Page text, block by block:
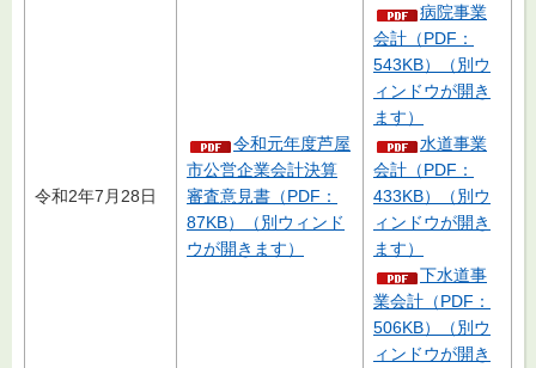
令和2年7月28日
令和元年度芦屋
市公営企業会計決算
審査意見書（PDF：
87KB）（別ウィンド
ウが開きます）
病院事業
会計（PDF：
543KB）（別ウ
ィンドウが開き
ます）
水道事業
会計（PDF：
433KB）（別ウ
ィンドウが開き
ます）
下水道事
業会計（PDF：
506KB）（別ウ
ィンドウが開き